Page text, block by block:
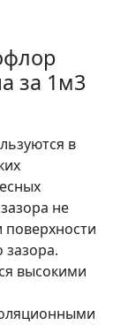
за 1м3
в
не
зазора.
высокими